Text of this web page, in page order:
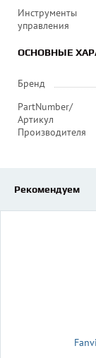
Инструменты
управления
ОСНОВНЫЕ
Бренд
PartNumber/
Артикул
Производителя
Рекомендуем